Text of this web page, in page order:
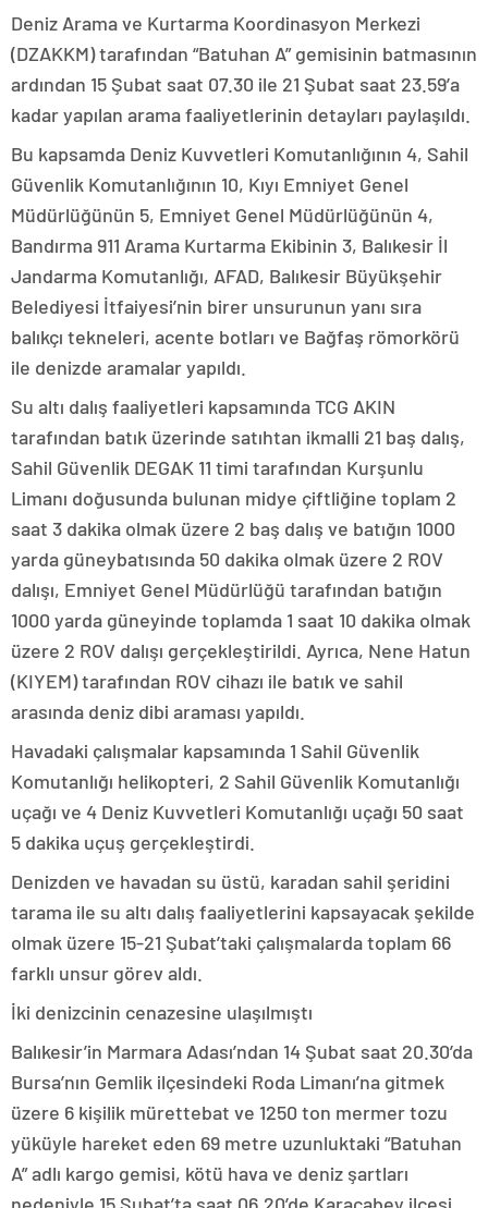
Deniz Arama ve Kurtarma Koordinasyon Merkezi
(DZAKKM) tarafından “Batuhan A” gemisinin batmasının
ardından 15 Şubat saat 07.30 ile 21 Şubat saat 23.59’a
kadar yapılan arama faaliyetlerinin detayları paylaşıldı.
Bu kapsamda Deniz Kuvvetleri Komutanlığının 4, Sahil
Güvenlik Komutanlığının 10, Kıyı Emniyet Genel
Müdürlüğünün 5, Emniyet Genel Müdürlüğünün 4,
Bandırma 911 Arama Kurtarma Ekibinin 3, Balıkesir İl
Jandarma Komutanlığı, AFAD, Balıkesir Büyükşehir
Belediyesi İtfaiyesi’nin birer unsurunun yanı sıra
balıkçı tekneleri, acente botları ve Bağfaş römorkörü
ile denizde aramalar yapıldı.
Su altı dalış faaliyetleri kapsamında TCG AKIN
tarafından batık üzerinde satıhtan ikmalli 21 baş dalış,
Sahil Güvenlik DEGAK 11 timi tarafından Kurşunlu
Limanı doğusunda bulunan midye çiftliğine toplam 2
saat 3 dakika olmak üzere 2 baş dalış ve batığın 1000
yarda güneybatısında 50 dakika olmak üzere 2 ROV
dalışı, Emniyet Genel Müdürlüğü tarafından batığın
1000 yarda güneyinde toplamda 1 saat 10 dakika olmak
üzere 2 ROV dalışı gerçekleştirildi. Ayrıca, Nene Hatun
(KIYEM) tarafından ROV cihazı ile batık ve sahil
arasında deniz dibi araması yapıldı.
Havadaki çalışmalar kapsamında 1 Sahil Güvenlik
Komutanlığı helikopteri, 2 Sahil Güvenlik Komutanlığı
uçağı ve 4 Deniz Kuvvetleri Komutanlığı uçağı 50 saat
5 dakika uçuş gerçekleştirdi.
Denizden ve havadan su üstü, karadan sahil şeridini
tarama ile su altı dalış faaliyetlerini kapsayacak şekilde
olmak üzere 15-21 Şubat’taki çalışmalarda toplam 66
farklı unsur görev aldı.
İki denizcinin cenazesine ulaşılmıştı
Balıkesir’in Marmara Adası’ndan 14 Şubat saat 20.30’da
Bursa’nın Gemlik ilçesindeki Roda Limanı’na gitmek
üzere 6 kişilik mürettebat ve 1250 ton mermer tozu
yüküyle hareket eden 69 metre uzunluktaki “Batuhan
A” adlı kargo gemisi, kötü hava ve deniz şartları